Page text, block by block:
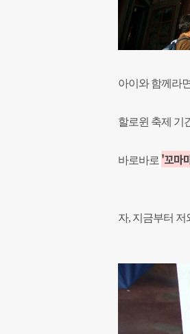
아이와 함께라
할로윈 축제 기
바로바로 '꼬마
자, 지금부터